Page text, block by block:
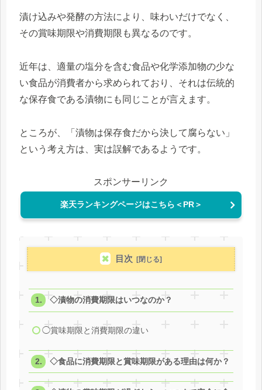
漬け込みや発酵の方法により、味わいだけでなく、
その賞味期限や消費期限も異なるのです。
近年は、適量の塩分を含む食品や化学添加物の少な
い食品が消費者から求められており、それは伝統的
な保存食である漬物にも同じことが言えます。
ところが、「漬物は保存食だから決して腐らない」
という考え方は、実は誤解であるようです。
スポンサーリンク
楽天ランキングページはこちら＜PR＞
目次
◇漬物の消費期限はいつなのか？
◯賞味期限と消費期限の違い
◇食品に消費期限と賞味期限がある理由は何か？